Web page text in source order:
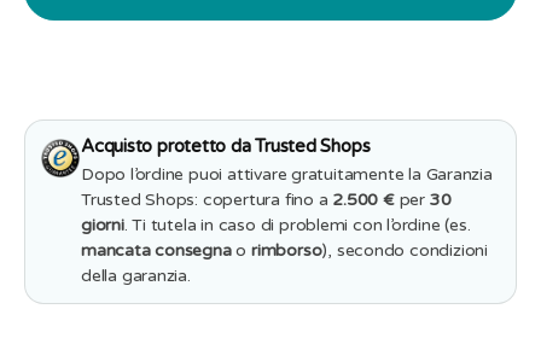
Natale
con
nome
e
dedica
personalizzata
nome
dedica
personalizzata
Acquisto protetto da Trusted Shops
Dopo l’ordine puoi attivare gratuitamente la Garanzia
Trusted Shops: copertura fino a 2.500 €per 30
giorni. Ti tutela in caso di problemi con l’ordine (es.
mancata consegnaorimborso), secondo condizioni
della garanzia.